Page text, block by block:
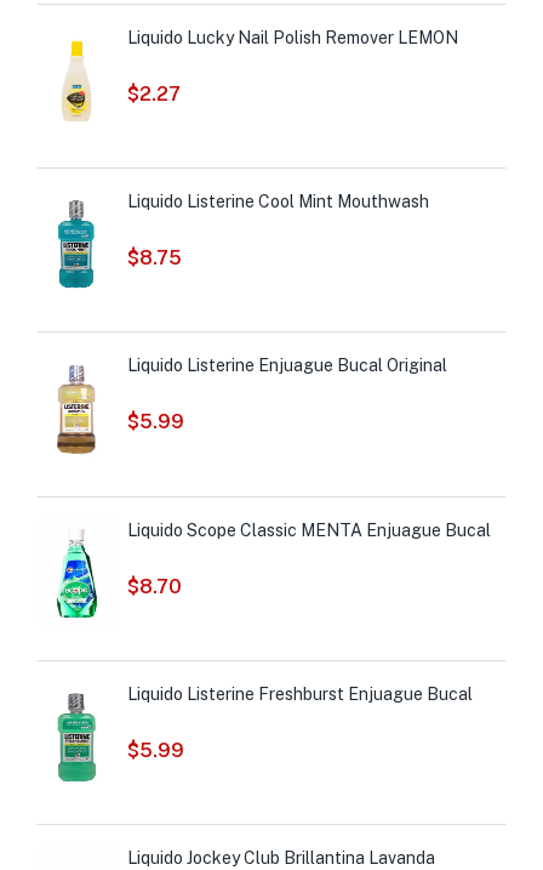
Liquido Lucky Nail Polish Remover LEMON
$2.27
Liquido Listerine Cool Mint Mouthwash
$8.75
Liquido Listerine Enjuague Bucal Original
$5.99
Liquido Scope Classic MENTA Enjuague Bucal
$8.70
Liquido Listerine Freshburst Enjuague Bucal
$5.99
Liquido Jockey Club Brillantina Lavanda